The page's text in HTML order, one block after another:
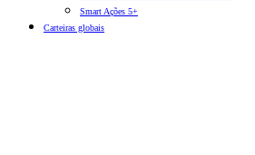
Smart Ações 5+
Carteiras globais